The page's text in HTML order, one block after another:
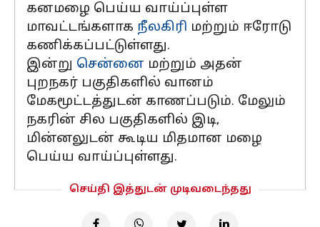
கனமழை பெய்ய வாய்ப்புள்ள
மாவட்டங்களாக நீலகிரி மற்றும் ஈரோடு
கணிக்கப்பட்டுள்ளது.
இன்று சென்னை மற்றும் அதன்
புறநகர் பகுதிகளில் வானம்
மேகமூட்டத்துடன் காணப்படும். மேலும்
நகரின் சில பகுதிகளில் இடி,
மின்னலுடன் கூடிய மிதமான மழை
பெய்ய வாய்ப்புள்ளது.
செய்தி இத்துடன் முடிவடைந்தது